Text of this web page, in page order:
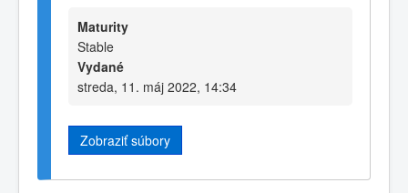
Maturity
Stable
Vydané
streda, 11. máj 2022, 14:34
Zobraziť súbory